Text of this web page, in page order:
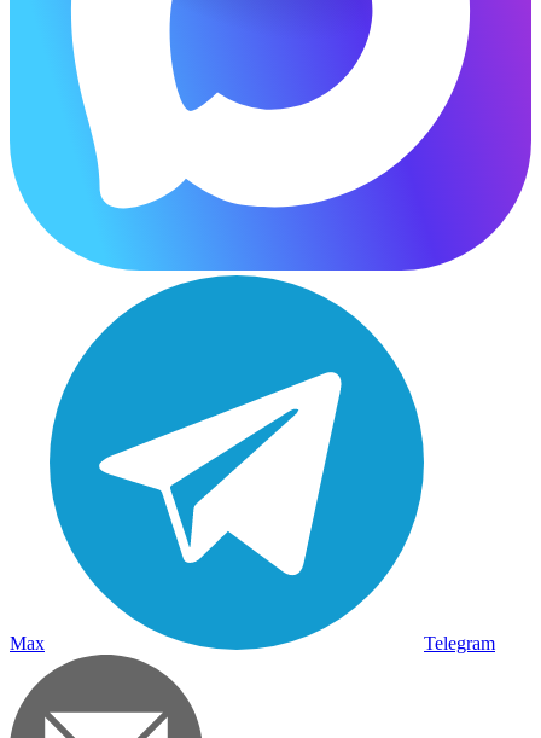
Max Telegram